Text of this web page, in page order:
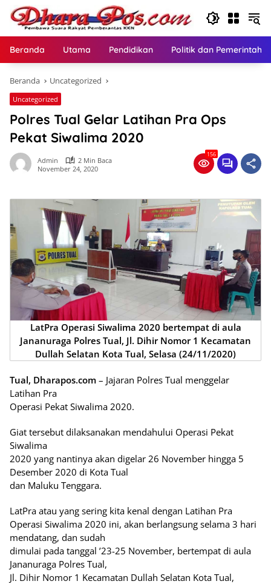
Langsung
konten
Beranda Utama Pendidikan Politik dan
Beranda Uncategorized
Uncategorized
Polres Tual Gelar Latihan Pra Ops
Pekat Siwalima 2020
Admin
2 Min Baca
November 24, 2020
156
LatPra Operasi Siwalima 2020 bertempat di aula
Jananuraga Polres Tual, Jl. Dihir Nomor 1 Kecamatan
Dullah Selatan Kota Tual, Selasa (24/11/2020)
Tual, Dharapos.com – Jajaran Polres Tual menggelar
Latihan Pra
Operasi Pekat Siwalima 2020.
Giat tersebut dilaksanakan mendahului Operasi Pekat
Siwalima
2020 yang nantinya akan digelar 26 November hingga 5
Desember 2020 di Kota Tual
dan Maluku Tenggara.
LatPra atau yang sering kita kenal dengan Latihan Pra
Operasi Siwalima 2020 ini, akan berlangsung selama 3 hari
mendatang, dan sudah
dimulai pada tanggal ’23-25 November, bertempat di aula
Jananuraga Polres Tual,
Jl. Dihir Nomor 1 Kecamatan Dullah Selatan Kota Tual,